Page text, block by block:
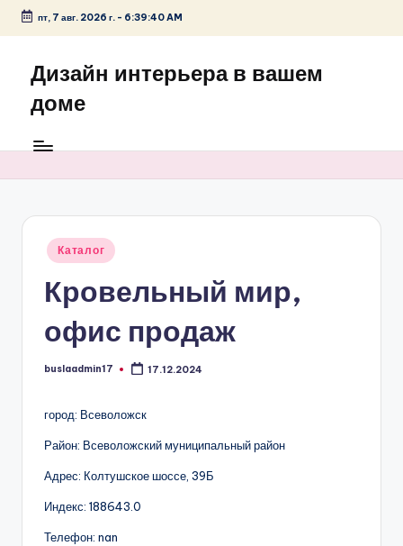
Перейти
содержимому
пт, 7 авг. 2026 г.- 6:39:40 AM
Дизайн интерьера в вашем
доме
Опубликовано
Каталог
Кровельный мир,
офис продаж
Запись
buslaadmin17 17.12.2024
город: Всеволожск
Район: Всеволожский муниципальный район
Адрес: Колтушское шоссе, 39Б
Индекс: 188643.0
Телефон: nan